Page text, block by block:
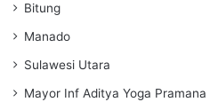
Bitung
Manado
Sulawesi Utara
Mayor Inf Aditya Yoga Pramana